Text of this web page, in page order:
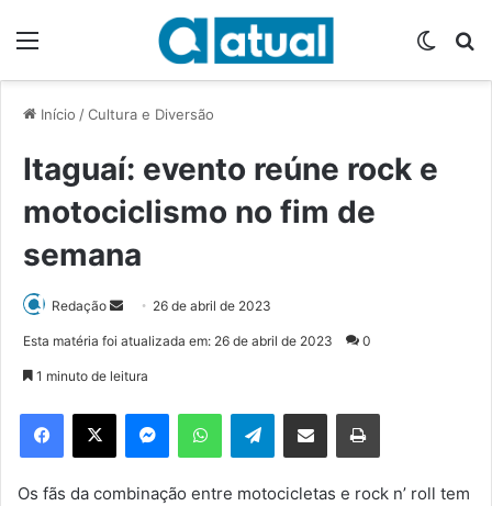
Início /Cultura e Diversão
Itaguaí: evento reúne rock e
motociclismo no fim de
semana
Redação
d
e
m
e
26 de abril de 2023
Esta matéria foi atualizada em: 26 de abril de 2023 0
1 minuto de leitura
Telegram
Os fãs da combinação entre motocicletas e rock n’ roll tem